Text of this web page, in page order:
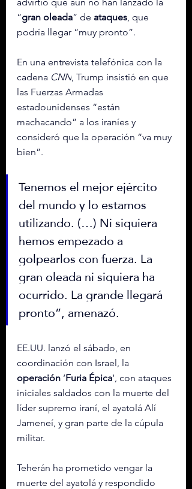
“gran oleada” de ataques , que
podría llegar “muy pronto”.
En una entrevista telefónica con la
cadena CNN , Trump insistió en que
las Fuerzas Armadas
estadounidenses “están
machacando” a los iraníes y
consideró que la operación “va muy
bien”.
Tenemos el mejor ejército
del mundo y lo estamos
utilizando. (…) Ni siquiera
hemos empezado a
golpearlos con fuerza. La
gran oleada ni siquiera ha
ocurrido. La grande llegará
pronto”, amenazó.
EE.UU. lanzó el sábado, en
coordinación con Israel, la
operación ‘Furia Épica‘, con ataques
iniciales saldados con la muerte del
líder supremo iraní, el ayatolá Alí
Jameneí, y gran parte de la cúpula
militar.
Teherán ha prometido vengar la
muerte del ayatolá y respondido